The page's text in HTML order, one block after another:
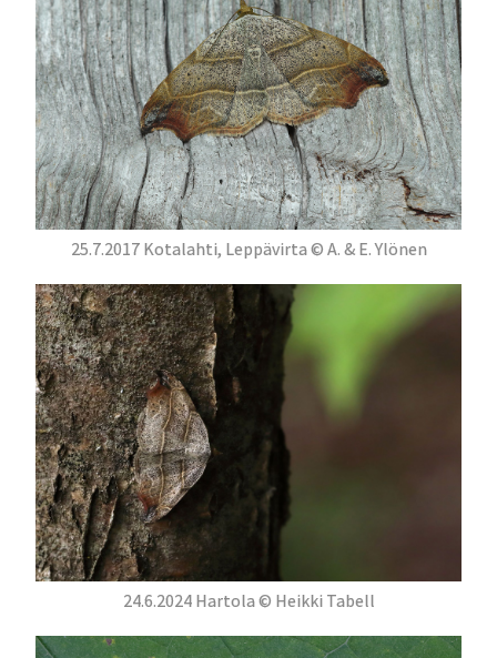
25.7.2017 Kotalahti, Leppävirta © A. & E. Ylönen
24.6.2024 Hartola © Heikki Tabell